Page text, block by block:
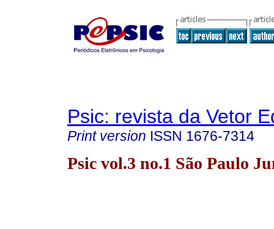
Psic: revista da Vetor
Print version ISSN 1676-7314
Psic vol.3 no.1 São Paulo